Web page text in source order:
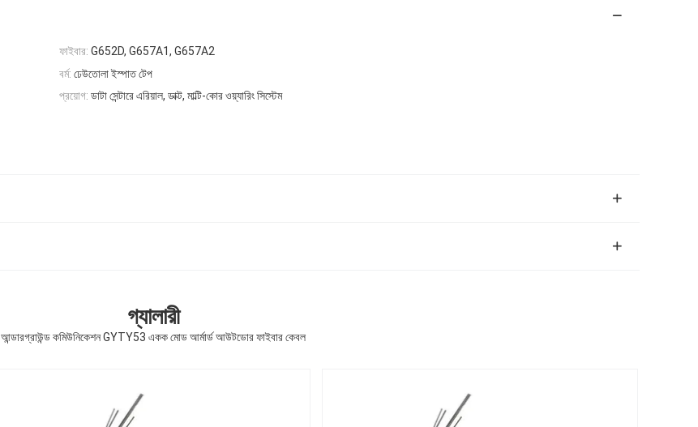
ফাইবার: G652D, G657A1, G657A2
বর্ম: ঢেউতোলা ইস্পাত টেপ
প্রয়োগ: ডাটা সেন্টারে এরিয়াল, ডাক্ট, মাল্টি-কোর ওয়্যারিং সিস্টেম
গ্যালারী
আন্ডারগ্রাউন্ড কমিউনিকেশন GYTY53 একক মোড আর্মার্ড আউটডোর ফাইবার কেবল